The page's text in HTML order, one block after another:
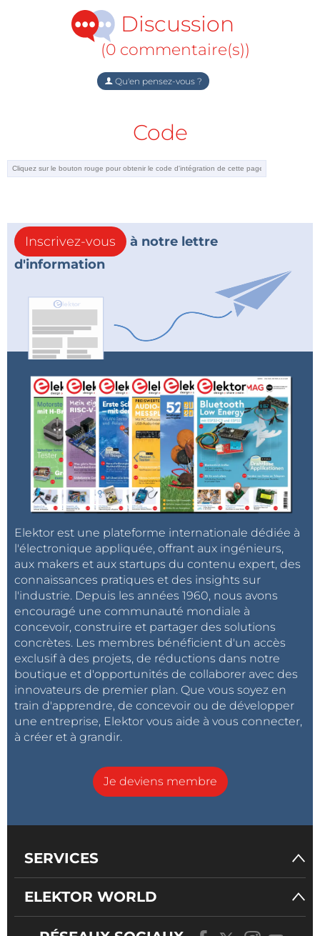
Discussion
(0 commentaire(s))
Qu'en pensez-vous ?
Code
Inscrivez-vous
à notre lettre
d'information
Elektor est une plateforme internationale dédiée à
l'électronique appliquée, offrant aux ingénieurs,
aux makers et aux startups du contenu expert, des
connaissances pratiques et des insights sur
l'industrie. Depuis les années 1960, nous avons
encouragé une communauté mondiale à
concevoir, construire et partager des solutions
concrètes. Les membres bénéficient d'un accès
exclusif à des projets, de réductions dans notre
boutique et d'opportunités de collaborer avec des
innovateurs de premier plan. Que vous soyez en
train d'apprendre, de concevoir ou de développer
une entreprise, Elektor vous aide à vous connecter,
à créer et à grandir.
Je deviens membre
SERVICES
ELEKTOR WORLD